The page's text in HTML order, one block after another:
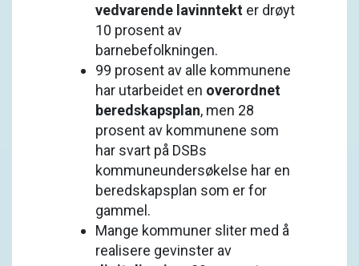
vedvarende lavinntekt er drøyt
10 prosent av
barnebefolkningen.
99 prosent av alle kommunene
har utarbeidet en overordnet
beredskapsplan, men 28
prosent av kommunene som
har svart på DSBs
kommuneundersøkelse har en
beredskapsplan som er for
gammel.
Mange kommuner sliter med å
realisere gevinster av